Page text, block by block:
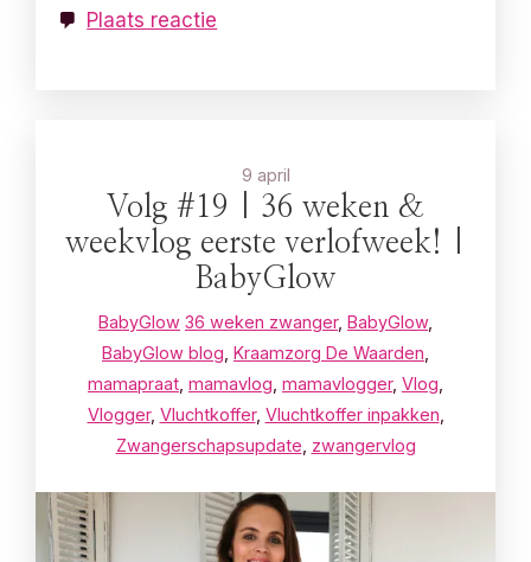
Plaats reactie
9 april
Volg #19 | 36 weken &
weekvlog eerste verlofweek! |
BabyGlow
BabyGlow 36 weken zwanger, BabyGlow,
BabyGlow blog, Kraamzorg De Waarden,
mamapraat, mamavlog, mamavlogger, Vlog,
Vlogger, Vluchtkoffer, Vluchtkoffer inpakken,
Zwangerschapsupdate, zwangervlog